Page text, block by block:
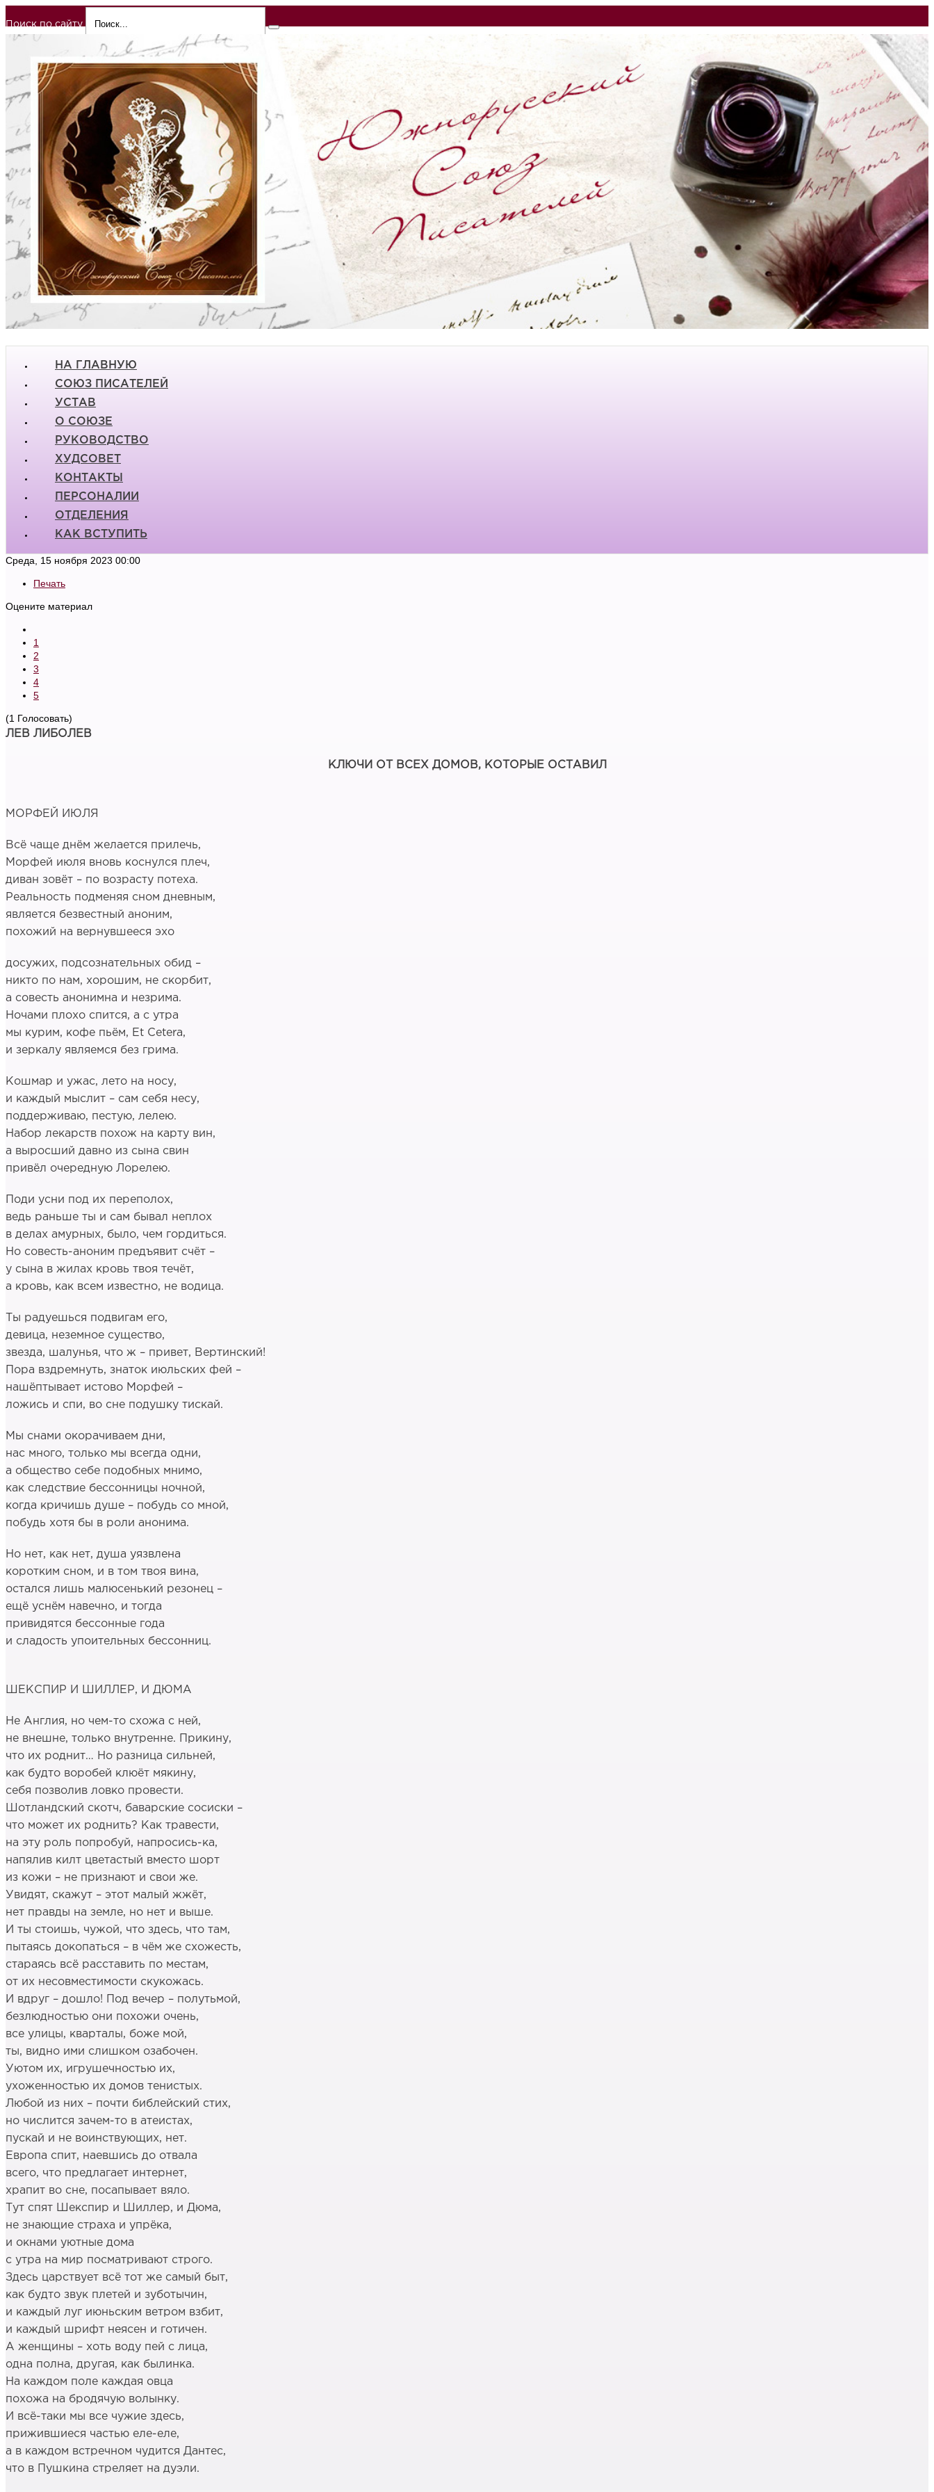
Поиск по сайту
НА ГЛАВНУЮ
СОЮЗ ПИСАТЕЛЕЙ
УСТАВ
О СОЮЗЕ
РУКОВОДСТВО
ХУДСОВЕТ
КОНТАКТЫ
ПЕРСОНАЛИИ
ОТДЕЛЕНИЯ
КАК ВСТУПИТЬ
Среда, 15 ноября 2023 00:00
Печать
Оцените материал
1
2
3
4
5
(1 Голосовать)
ЛЕВ ЛИБОЛЕВ
КЛЮЧИ ОТ ВСЕХ ДОМОВ, КОТОРЫЕ ОСТАВИЛ
МОРФЕЙ ИЮЛЯ
Всё чаще днём желается прилечь,
Морфей июля вновь коснулся плеч,
диван зовёт – по возрасту потеха.
Реальность подменяя сном дневным,
является безвестный аноним,
похожий на вернувшееся эхо
досужих, подсознательных обид –
никто по нам, хорошим, не скорбит,
а совесть анонимна и незрима.
Ночами плохо спится, а с утра
мы курим, кофе пьём, Et Cetera,
и зеркалу являемся без грима.
Кошмар и ужас, лето на носу,
и каждый мыслит – сам себя несу,
поддерживаю, пестую, лелею.
Набор лекарств похож на карту вин,
а выросший давно из сына свин
привёл очередную Лорелею.
Поди усни под их переполох,
ведь раньше ты и сам бывал неплох
в делах амурных, было, чем гордиться.
Но совесть-аноним предъявит счёт –
у сына в жилах кровь твоя течёт,
а кровь, как всем известно, не водица.
Ты радуешься подвигам его,
девица, неземное существо,
звезда, шалунья, что ж – привет, Вертинский!
Пора вздремнуть, знаток июльских фей –
нашёптывает истово Морфей –
ложись и спи, во сне подушку тискай.
Мы снами окорачиваем дни,
нас много, только мы всегда одни,
а общество себе подобных мнимо,
как следствие бессонницы ночной,
когда кричишь душе – побудь со мной,
побудь хотя бы в роли анонима.
Но нет, как нет, душа уязвлена
коротким сном, и в том твоя вина,
остался лишь малюсенький резонец –
ещё уснём навечно, и тогда
привидятся бессонные года
и сладость упоительных бессонниц.
ШЕКСПИР И ШИЛЛЕР, И ДЮМА
Не Англия, но чем-то схожа с ней,
не внешне, только внутренне. Прикину,
что их роднит… Но разница сильней,
как будто воробей клюёт мякину,
себя позволив ловко провести.
Шотландский скотч, баварские сосиски –
что может их роднить? Как травести,
на эту роль попробуй, напросись-ка,
напялив килт цветастый вместо шорт
из кожи – не признают и свои же.
Увидят, скажут – этот малый жжёт,
нет правды на земле, но нет и выше.
И ты стоишь, чужой, что здесь, что там,
пытаясь докопаться – в чём же схожесть,
стараясь всё расставить по местам,
от их несовместимости скукожась.
И вдруг – дошло! Под вечер – полутьмой,
безлюдностью они похожи очень,
все улицы, кварталы, боже мой,
ты, видно ими слишком озабочен.
Уютом их, игрушечностью их,
ухоженностью их домов тенистых.
Любой из них – почти библейский стих,
но числится зачем-то в атеистах,
пускай и не воинствующих, нет.
Европа спит, наевшись до отвала
всего, что предлагает интернет,
храпит во сне, посапывает вяло.
Тут спят Шекспир и Шиллер, и Дюма,
не знающие страха и упрёка,
и окнами уютные дома
с утра на мир посматривают строго.
Здесь царствует всё тот же самый быт,
как будто звук плетей и зуботычин,
и каждый луг июньским ветром взбит,
и каждый шрифт неясен и готичен.
А женщины – хоть воду пей с лица,
одна полна, другая, как былинка.
На каждом поле каждая овца
похожа на бродячую волынку.
И всё-таки мы все чужие здесь,
прижившиеся частью еле-еле,
а в каждом встречном чудится Дантес,
что в Пушкина стреляет на дуэли.